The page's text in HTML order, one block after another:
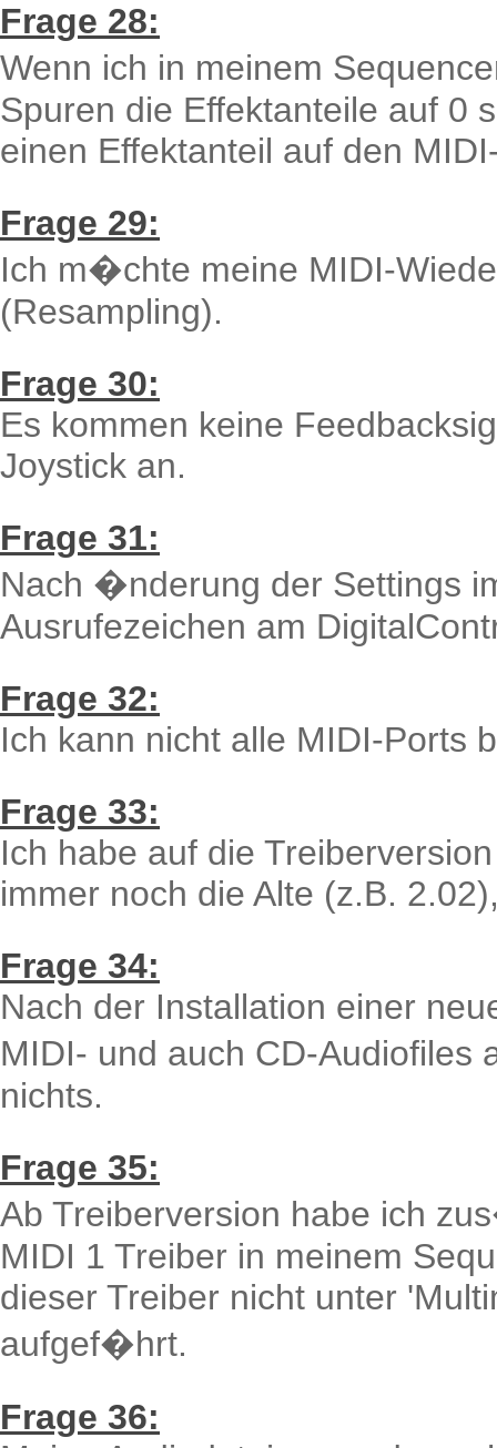
Frage 28:
Wenn ich in meinem
Spuren die Effektanteile auf 0
einen Effektanteil auf den
Frage 29:
Ich m�chte meine MIDI-
(Resampling).
Frage 30:
Es kommen keine
Joystick an.
Frage 31:
Nach �nderung der Settings
Ausrufezeichen am
Frage 32:
Ich kann nicht alle MIDI-Ports
Frage 33:
Ich habe auf die
immer noch die Alte (z.B.
Frage 34:
Nach der Installation einer
MIDI- und auch CD-
nichts.
Frage 35:
Ab Treiberversion habe ich
MIDI 1 Treiber in meinem
dieser Treiber nicht unter
aufgef�hrt.
Frage 36: